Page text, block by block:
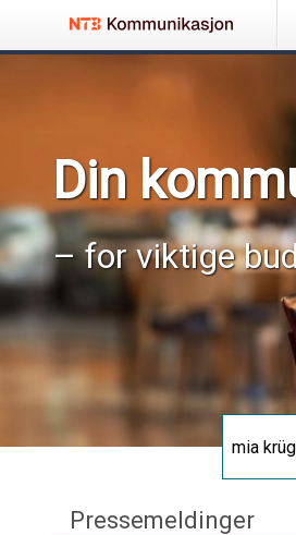
Din
– for viktige
Pressemeldinger